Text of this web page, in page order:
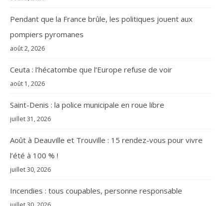
Pendant que la France brûle, les politiques jouent aux
pompiers pyromanes
août 2, 2026
Ceuta : l’hécatombe que l’Europe refuse de voir
août 1, 2026
Saint-Denis : la police municipale en roue libre
juillet 31, 2026
Août à Deauville et Trouville : 15 rendez-vous pour vivre
l’été à 100 % !
juillet 30, 2026
Incendies : tous coupables, personne responsable